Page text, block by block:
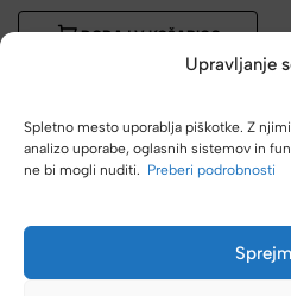
Upravljanje
Spletno mesto uporablja piškotke. Z
analizo uporabe, oglasnih sistemov in
ne bi mogli nuditi. Preberi podrobnosti
DODAJ V KOŠARICO